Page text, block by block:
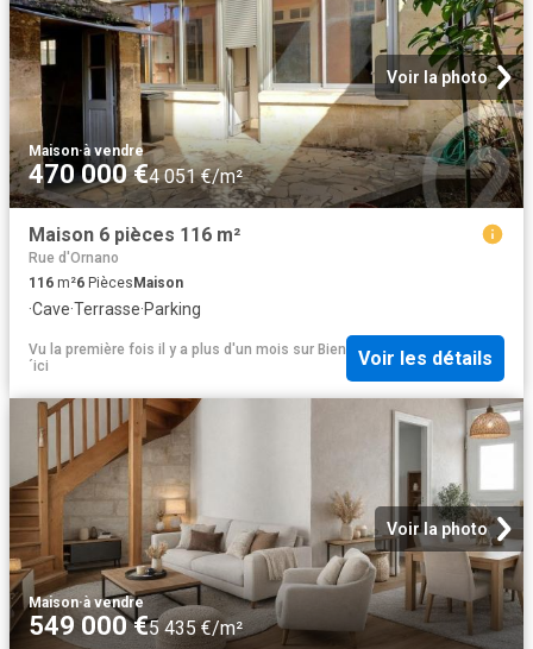
Voir la photo
Maison·à vendre
470 000 €4 051 €/m²
Maison 6 pièces 116 m²
Rue d'Ornano
116 m²6 Pièces Maison
·Cave·Terrasse·Parking
Vu la première fois il y a plus d'un mois sur Bien
´ici
Voir les détails
Voir la photo
Maison·à vendre
549 000 €5 435 €/m²